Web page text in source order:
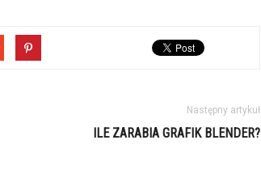
Następny artykuł
ILE ZARABIA GRAFIK BLENDER?